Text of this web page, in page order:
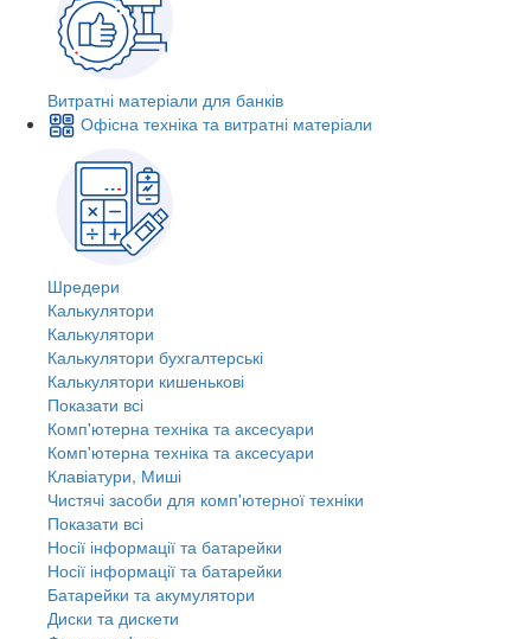
Витратні матеріали для банків
Офісна техніка та витратні матеріали
Шредери
Калькулятори
Калькулятори
Калькулятори бухгалтерські
Калькулятори кишенькові
Показати всі
Комп'ютерна техніка та аксесуари
Комп'ютерна техніка та аксесуари
Клавіатури, Миші
Чистячі засоби для комп'ютерної техніки
Показати всі
Носії інформації та батарейки
Носії інформації та батарейки
Батарейки та акумулятори
Диски та дискети